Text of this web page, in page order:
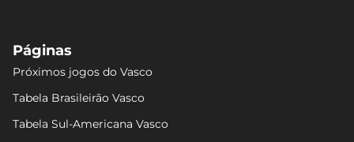
Páginas
Próximos jogos do Vasco
Tabela Brasileirão Vasco
Tabela Sul-Americana Vasco